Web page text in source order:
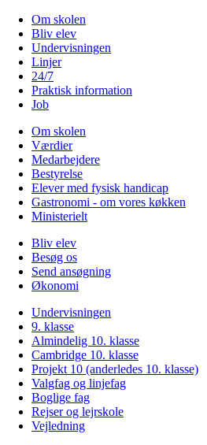
Om skolen
Bliv elev
Undervisningen
Linjer
24/7
Praktisk information
Job
Om skolen
Værdier
Medarbejdere
Bestyrelse
Elever med fysisk handicap
Gastronomi - om vores køkken
Ministerielt
Bliv elev
Besøg os
Send ansøgning
Økonomi
Undervisningen
9. klasse
Almindelig 10. klasse
Cambridge 10. klasse
Projekt 10 (anderledes 10. klasse)
Valgfag og linjefag
Boglige fag
Rejser og lejrskole
Vejledning